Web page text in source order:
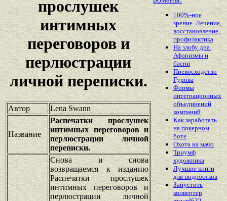
прослушек
интимных
переговоров и
перлюстрации
личной переписки.
Автор Lena Swann
Название
Распечатки прослушек
интимных переговоров и
перлюстрации личной
переписки.
Снова и снова
возвращаемся к изданию
Распечатки прослушек
интимных переговоров и
перлюстрации личной
100%-ное
зрение. Лечение,
восстановление,
профилактика
На злобу дна.
Афоризмы и
басни
Превосходство
Гурова
Формы
интеграционных
объединений
компаний
Как заработать
на покерном
боте
Охота на мачо
Триумф
художника
Лучшие книги
для подростков
Запустить
конвертер